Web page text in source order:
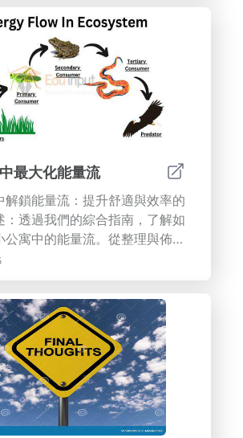
提示和技巧。</p><ul> <li>
解色彩心理學：</strong>發
的情感影響。</li> <li>
建和諧的配色方案：
了解色彩組合和色輪。</li>
設計以產生影響和功能：
索如何使用色彩來獲得視覺吸
空間。</li> <li><strong>將色
家具相結合：</strong>找到除
添加色彩的方法。</li></ul>
關鍵字：</strong>色彩心
設計、色彩組合、家居裝飾、配
色板、裝飾、家具、油漆顏色、
影響</p>
最大化能量流
解鎖能量流：提升舒適與效率的
：透過我們的綜合指南，了解如
公寓中的能量流。從整理與佈局
自然光和舒緩色彩，學習提升氛
康和創造和諧生活環境的策
指南中，我們探索了小公寓中
本方面，重點在於如何最大化舒
您將了解理解能量動態的重要
照明的作用以及有效的家具佈
強調自然元素、科技和個性化在
宜人空間中的重要性。了解如何
優化佈局來增強光線和流動，以
的色彩組合和有意義的裝飾來促